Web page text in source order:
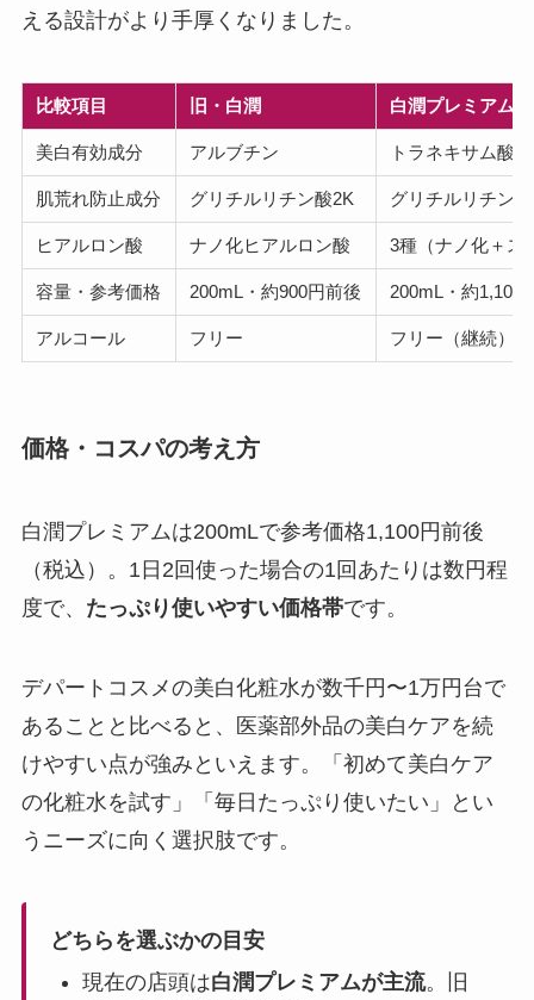
える設計がより手厚くなりました。
比較項目 旧・白潤 白潤プレミアム
美白有効成分 アルブチン トラネキサム酸
肌荒れ防止成分 グリチルリチン酸2K グリチルリチン
ヒアルロン酸 ナノ化ヒアルロン酸 3種（ナノ化＋ス
容量・参考価格 200mL・約900円前後 200mL・約1,100
アルコール フリー フリー（継続）
価格・コスパの考え方
白潤プレミアムは200mLで参考価格1,100円前後
（税込）。1日2回使った場合の1回あたりは数円程
度で、 たっぷり使いやすい価格帯です。
デパートコスメの美白化粧水が数千円〜1万円台で
あることと比べると、医薬部外品の美白ケアを続
けやすい点が強みといえます。「初めて美白ケア
の化粧水を試す」「毎日たっぷり使いたい」とい
うニーズに向く選択肢です。
どちらを選ぶかの目安
現在の店頭は白潤プレミアムが主流。旧